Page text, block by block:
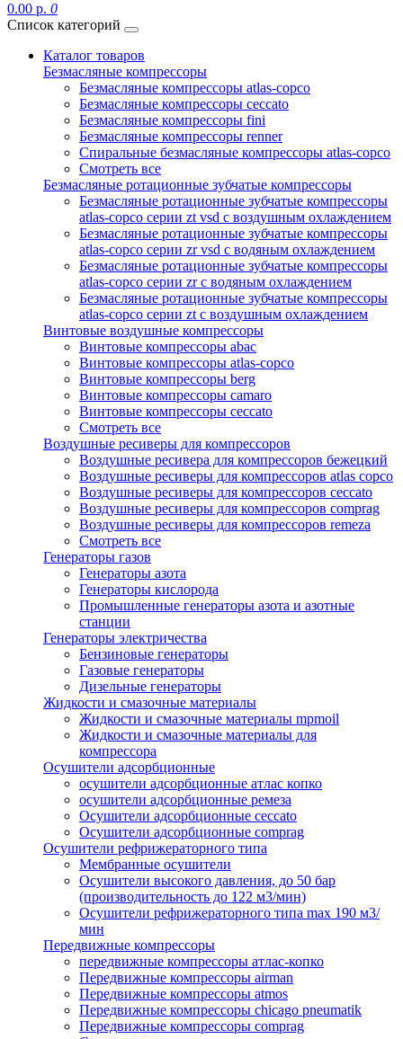
0.00 р. 0
Список категорий
Каталог товаров
Безмасляные компрессоры
Безмасляные компрессоры atlas-copco
Безмасляные компрессоры ceccato
Безмасляные компрессоры fini
Безмасляные компрессоры renner
Спиральные безмасляные компрессоры atlas-copco
Смотреть все
Безмасляные ротационные зубчатые компрессоры
Безмасляные ротационные зубчатые компрессоры
atlas-copco серии zt vsd с воздушным охлаждением
Безмасляные ротационные зубчатые компрессоры
atlas-copco серии zr vsd с водяным охлаждением
Безмасляные ротационные зубчатые компрессоры
atlas-copco серии zr с водяным охлаждением
Безмасляные ротационные зубчатые компрессоры
atlas-copco серии zt с воздушным охлаждением
Винтовые воздушные компрессоры
Винтовые компрессоры abac
Винтовые компрессоры atlas-copco
Винтовые компрессоры berg
Винтовые компрессоры camaro
Винтовые компрессоры ceccato
Смотреть все
Воздушные ресиверы для компрессоров
Воздушные ресивера для компрессоров бежецкий
Воздушные ресиверы для компрессоров atlas copco
Воздушные ресиверы для компрессоров ceccato
Воздушные ресиверы для компрессоров comprag
Воздушные ресиверы для компрессоров remeza
Смотреть все
Генераторы газов
Генераторы азота
Генераторы кислорода
Промышленные генераторы азота и азотные
станции
Генераторы электричества
Бензиновые генераторы
Газовые генераторы
Дизельные генераторы
Жидкости и смазочные материалы
Жидкости и смазочные материалы mpmoil
Жидкости и смазочные материалы для
компрессора
Осушители адсорбционные
осушители адсорбционные атлас копко
осушители адсорбционные ремеза
Осушители адсорбционные ceccato
Осушители адсорбционные comprag
Осушители рефрижераторного типа
Мембранные осушители
Осушители высокого давления, до 50 бар
(производительность до 122 м3/мин)
Осушители рефрижераторного типа max 190 м3/
мин
Передвижные компрессоры
передвижные компрессоры атлас-копко
Передвижные компрессоры airman
Передвижные компрессоры atmos
Передвижные компрессоры chicago pneumatik
Передвижные компрессоры comprag